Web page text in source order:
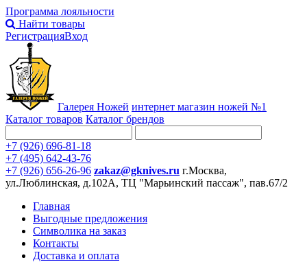
Программа лояльности
Найти товары
РегистрацияВход
Галерея Ножей интернет магазин ножей №1
Каталог товаров Каталог брендов
+7 (926) 696-81-18
+7 (495) 642-43-76
+7 (926) 656-26-96 zakaz@gknives.ru г.Москва,
ул.Люблинская, д.102А, ТЦ "Марьинский пассаж", пав.67/2
Главная
Выгодные предложения
Символика на заказ
Контакты
Доставка и оплата